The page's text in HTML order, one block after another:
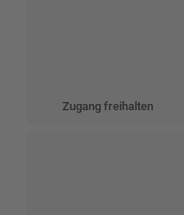
Zugang freihalten